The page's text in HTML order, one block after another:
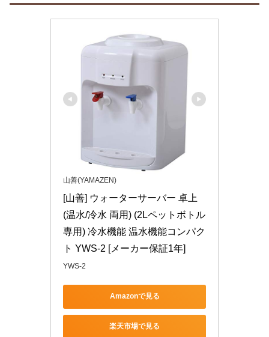
山善(YAMAZEN)
[山善] ウォーターサーバー 卓上
(温水/冷水 両用) (2Lペットボトル
専用) 冷水機能 温水機能コンパク
ト YWS-2 [メーカー保証1年]
YWS-2
Amazonで見る
楽天市場で見る